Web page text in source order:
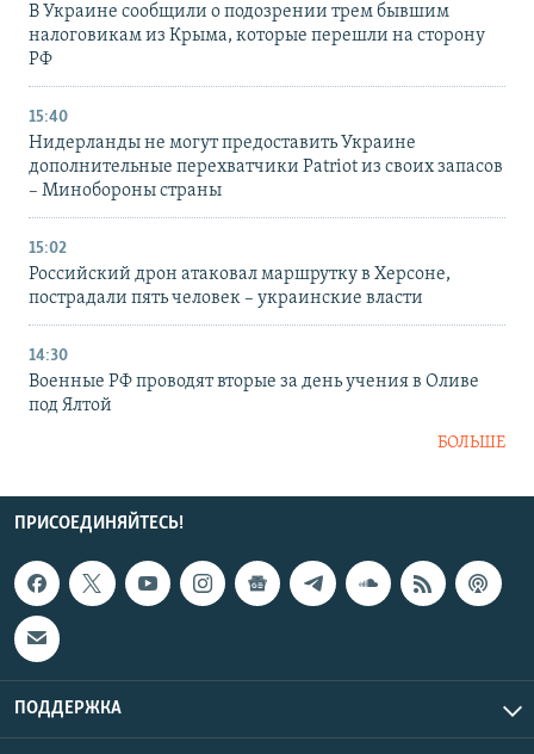
В Украине сообщили о подозрении трем бывшим
налоговикам из Крыма, которые перешли на сторону
РФ
15:40
Нидерланды не могут предоставить Украине
дополнительные перехватчики Patriot из своих запасов
– Минобороны страны
15:02
Российский дрон атаковал маршрутку в Херсоне,
пострадали пять человек – украинские власти
14:30
Военные РФ проводят вторые за день учения в Оливе
под Ялтой
БОЛЬШЕ
ПРИСОЕДИНЯЙТЕСЬ!
ПОДДЕРЖКА